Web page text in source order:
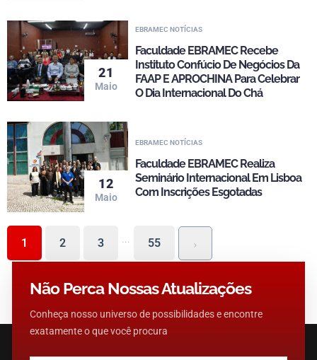
21
Maio
EBRAMEC NOTÍCIAS
Faculdade EBRAMEC Recebe
Instituto Confúcio De Negócios Da
FAAP E APROCHINA Para Celebrar
O Dia Internacional Do Chá
12
Maio
EBRAMEC NOTÍCIAS
Faculdade EBRAMEC Realiza
Seminário Internacional Em Lisboa
Com Inscrições Esgotadas
1 2 3 ... 55
Não Perca Nossas Atualizações
Conheça nosso universo de possibilidades e encontre
exatamente o que você procura